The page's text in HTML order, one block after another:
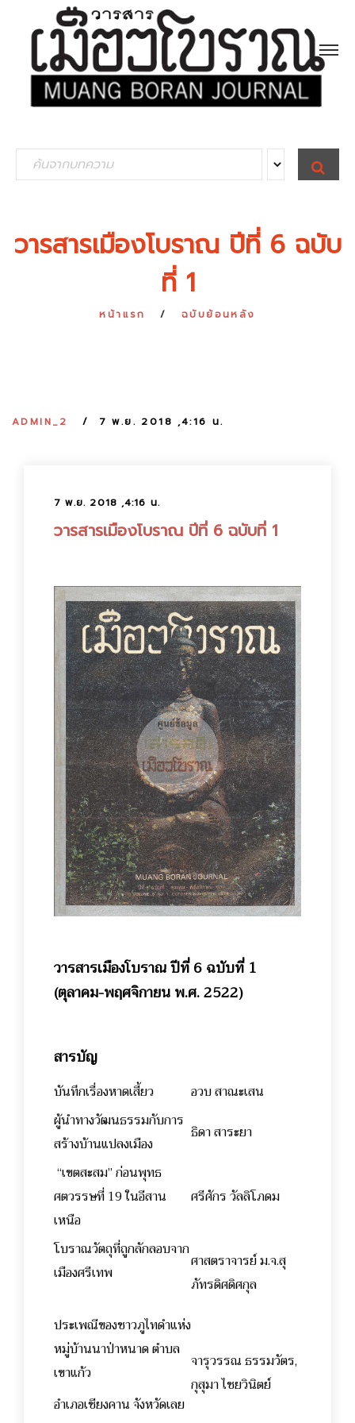
e
c
S
E
A
วารสารเมืองโบราณ ปีที่ 6 ฉบับ
ที่ 1
หน้าแรก ฉบับย้อนหลัง
ADMIN_2 7 พ.ย. 2018 ,4:16 น.
7 พ.ย. 2018 ,4:16 น.
วารสารเมืองโบราณ ปีที่ 6 ฉบับที่ 1
วารสารเมืองโบราณ ปีที่ 6 ฉบับที่ 1
(ตุลาคม-พฤศจิกายน พ.ศ. 2522)
สารบัญ
บันทึกเรื่องหาดเสี้ยว
อวบ สาณะเสน
ผู้นำทางวัฒนธรรมกับการ
สร้างบ้านแปลงเมือง
ธิดา สาระยา
“เขตสะสม” ก่อนพุทธ
ศตวรรษที่ 19 ในอีสาน
เหนือ
ศรีศักร วัลลิโภดม
โบราณวัตถุที่ถูกลักลอบจาก
เมืองศรีเทพ
ศาสตราจารย์ ม.จ.สุ
ภัทรดิศดิศกุล
ประเพณีของชาวภูไทดำแห่ง
หมู่บ้านนาป่าหนาด ตำบล
เขาแก้ว
อำเภอเชียงคาน จังหวัดเลย
จารุวรรณ ธรรมวัตร,
กุสุมา ไชยวินิตย์